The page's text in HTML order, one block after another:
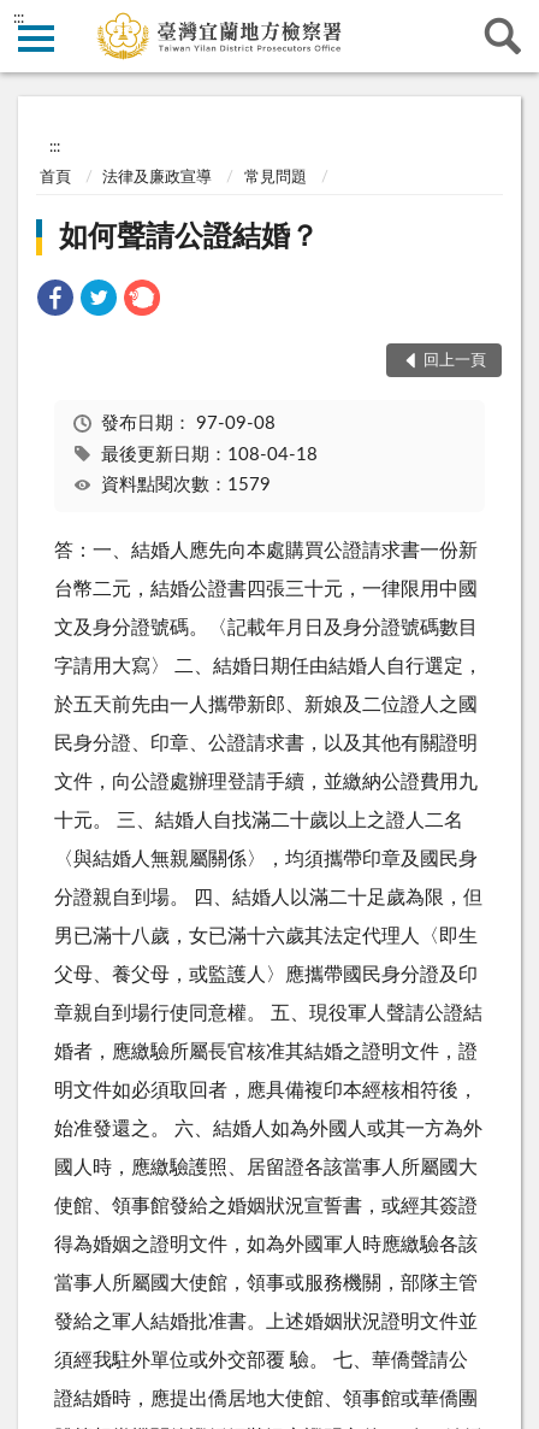
:::
:::
首頁 法律及廉政宣導 常見問題
如何聲請公證結婚？
回上一頁
發布日期： 97-09-08
最後更新日期：108-04-18
資料點閱次數：1579
答：一、結婚人應先向本處購買公證請求書一份新
台幣二元，結婚公證書四張三十元，一律限用中國
文及身分證號碼。〈記載年月日及身分證號碼數目
字請用大寫〉 二、結婚日期任由結婚人自行選定，
於五天前先由一人攜帶新郎、新娘及二位證人之國
民身分證、印章、公證請求書，以及其他有關證明
文件，向公證處辦理登請手續，並繳納公證費用九
十元。 三、結婚人自找滿二十歲以上之證人二名
〈與結婚人無親屬關係〉，均須攜帶印章及國民身
分證親自到場。 四、結婚人以滿二十足歲為限，但
男已滿十八歲，女已滿十六歲其法定代理人〈即生
父母、養父母，或監護人〉應攜帶國民身分證及印
章親自到場行使同意權。 五、現役軍人聲請公證結
婚者，應繳驗所屬長官核准其結婚之證明文件，證
明文件如必須取回者，應具備複印本經核相符後，
始准發還之。 六、結婚人如為外國人或其一方為外
國人時，應繳驗護照、居留證各該當事人所屬國大
使館、領事館發給之婚姻狀況宣誓書，或經其簽證
得為婚姻之證明文件，如為外國軍人時應繳驗各該
當事人所屬國大使館，領事或服務機關，部隊主管
發給之軍人結婚批准書。上述婚姻狀況證明文件並
須經我駐外單位或外交部覆 驗。 七、華僑聲請公
證結婚時，應提出僑居地大使館、領事館或華僑團